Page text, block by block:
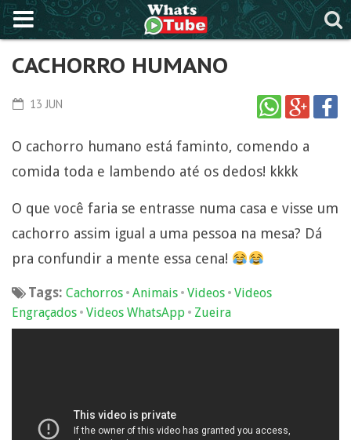
CACHORRO HUMANO
13 JUN
O cachorro humano está faminto, comendo a
comida toda e lambendo até os dedos! kkkk
O que você faria se entrasse numa casa e visse um
cachorro assim igual a uma pessoa na mesa? Dá
pra confundir a mente essa cena!
Tags: Cachorros • Animais • Videos • Videos
Engraçados • Videos WhatsApp • Zueira